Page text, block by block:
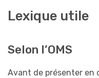
Lexique utile
Selon l’OMS
Avant de présenter en